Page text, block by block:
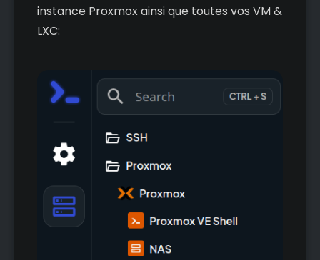
instance Proxmox ainsi que toutes vos VM &
LXC: